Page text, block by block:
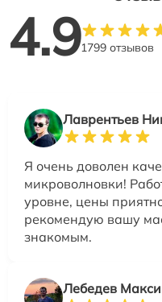
4.91799 отзывов
Лаврентьев
Я очень доволен
микроволновки!
уровне, цены
рекомендую вашу
знакомым.
Лебедев